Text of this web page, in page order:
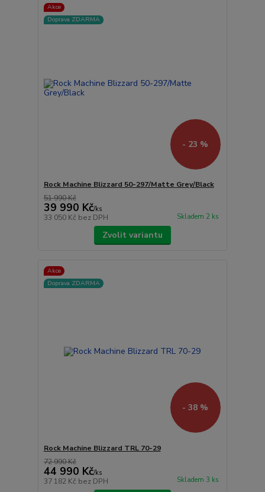
Akce
Doprava ZDARMA
- 23 %
Rock Machine Blizzard 50-297/Matte Grey/Black
51 990 Kč
39 990 Kč/ks
33 050 Kč bez DPH Skladem 2 ks
Zvolit variantu
Akce
Doprava ZDARMA
- 38 %
Rock Machine Blizzard TRL 70-29
72 990 Kč
44 990 Kč/ks
37 182 Kč bez DPH Skladem 3 ks